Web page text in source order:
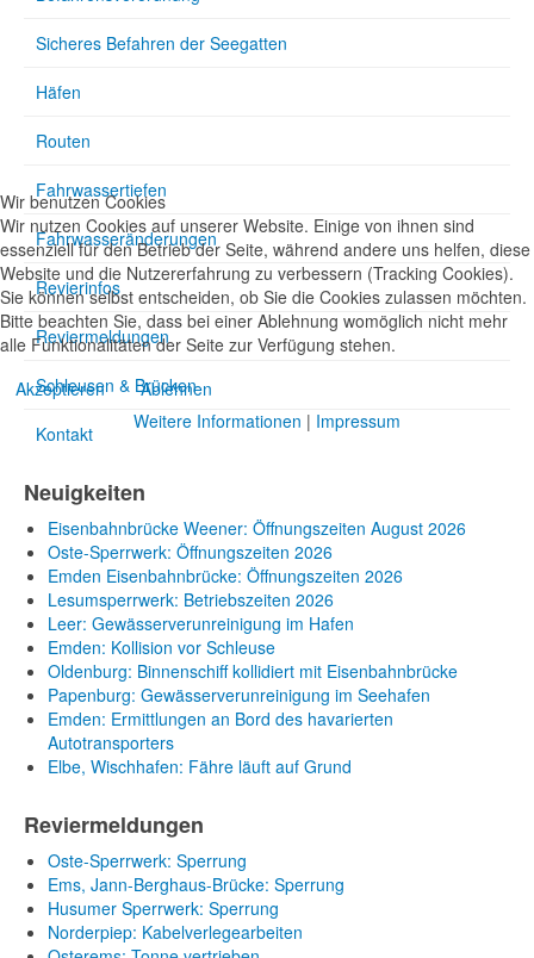
Sicheres Befahren der Seegatten
Häfen
Routen
Fahrwassertiefen
Fahrwasseränderungen
Revierinfos
Reviermeldungen
Schleusen & Brücken
Kontakt
Neuigkeiten
Eisenbahnbrücke Weener: Öffnungszeiten August 2026
Oste-Sperrwerk: Öffnungszeiten 2026
Emden Eisenbahnbrücke: Öffnungszeiten 2026
Lesumsperrwerk: Betriebszeiten 2026
Leer: Gewässerverunreinigung im Hafen
Emden: Kollision vor Schleuse
Oldenburg: Binnenschiff kollidiert mit Eisenbahnbrücke
Papenburg: Gewässerverunreinigung im Seehafen
Emden: Ermittlungen an Bord des havarierten
Autotransporters
Elbe, Wischhafen: Fähre läuft auf Grund
Reviermeldungen
Oste-Sperrwerk: Sperrung
Ems, Jann-Berghaus-Brücke: Sperrung
Husumer Sperrwerk: Sperrung
Norderpiep: Kabelverlegearbeiten
Wir benutzen Cookies
Wir nutzen Cookies auf unserer Website. Einige von ihnen sind
essenziell für den Betrieb der Seite, während andere uns helfen, diese
Website und die Nutzererfahrung zu verbessern (Tracking Cookies).
Sie können selbst entscheiden, ob Sie die Cookies zulassen möchten.
Bitte beachten Sie, dass bei einer Ablehnung womöglich nicht mehr
alle Funktionalitäten der Seite zur Verfügung stehen.
Akzeptieren
Ablehnen
Weitere Informationen | Impressum